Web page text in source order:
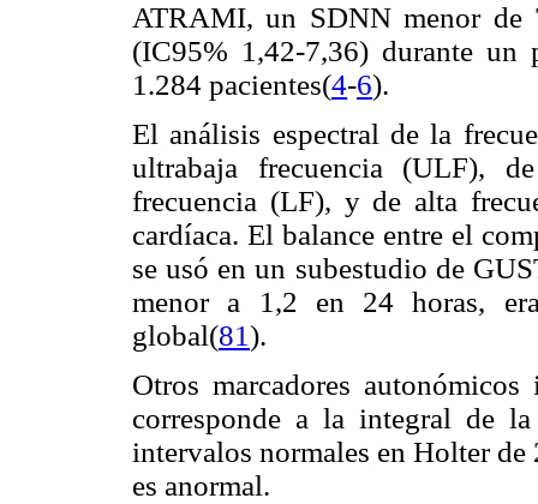
ATRAMI, un SDNN menor de
(IC95% 1,42-7,36) durante un
1.284 pacientes(4-6).
El análisis espectral de la
ultrabaja frecuencia (ULF),
frecuencia (LF), y de alta
cardíaca. El balance entre el
se usó en un subestudio de
menor a 1,2 en 24 horas,
global(81).
Otros marcadores
corresponde a la integral de
intervalos normales en Holter
es anormal.